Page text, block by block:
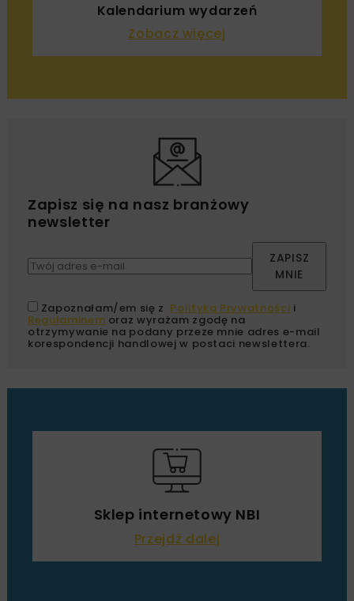
Kalendarium wydarzeń
Zobacz więcej
Zapisz się na nasz branżowy
newsletter
ZAPISZ
MNIE
Zapoznałam/em się z Polityką Prywatności i
Regulaminem oraz wyrażam zgodę na
otrzymywanie na podany przeze mnie adres e-mail
korespondencji handlowej w postaci newslettera.
Sklep internetowy NBI
Przejdź dalej